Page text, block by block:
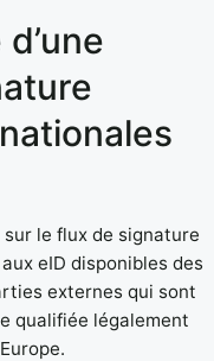
le flux de signature
eID disponibles des
externes qui sont
qualifiée légalement